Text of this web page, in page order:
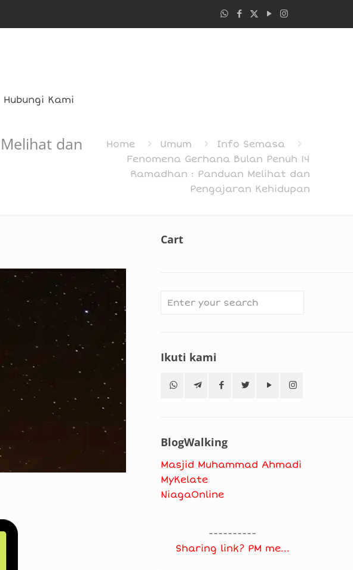
Hubungi Kami
dan Home Umum
Info Semasa
Fenomena Gerhana Bulan Penuh 14
Ramadhan : Panduan Melihat dan
Pengajaran Kehidupan
Cart
Ikuti kami
BlogWalking
Masjid Muhammad Ahmadi
MyKelate
NiagaOnline
----------
Sharing link? PM me...